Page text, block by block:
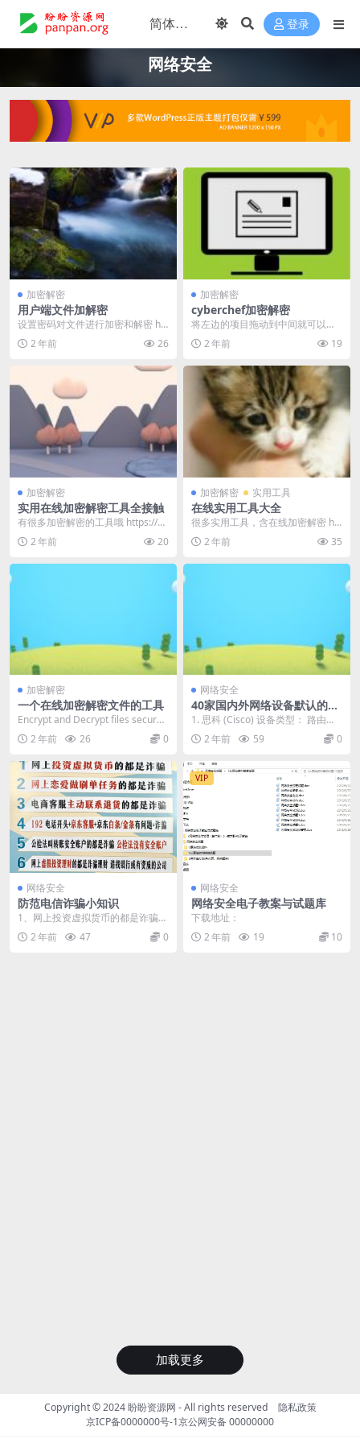
登录
网络安全
加密解密
用户端文件加解密
设置密码对文件进行加密和解密 htt
ps://hatsh.bye123.com/
2 年前 26
加密解密
cyberchef加密解密
将左边的项目拖动到中间就可以用
了 https://cyberchef.bye12...
2 年前 19
加密解密
实用在线加密解密工具全接触
有很多加密解密的工具哦 https://w
ww.panpan.org/jiaji...
2 年前 20
加密解密 实用工具
在线实用工具大全
很多实用工具，含在线加密解密 htt
ps://www.panpan.org/pp...
2 年前 35
加密解密
一个在线加密解密文件的工具
Encrypt and Decrypt files securel
y in yo...
2 年前 26 0
网络安全
40家国内外网络设备默认的用
户名和密码大全
1. 思科 (Cisco) 设备类型： 路由
器、交换机、防火墙、无线控制器
默认用...
2 年前 59 0
网络安全
防范电信诈骗小知识
1、网上投资虚拟货币的都是诈骗
2、网上恋爱做刷单任务的都是诈骗
3、电商客服主...
2 年前 47 0
VIP
网络安全
网络安全电子教案与试题库
下载地址：
2 年前
19 10
加载更多
Copyright © 2024盼盼资源网 - All rights reserved 隐私政策
京ICP备0000000号-1京公网安备 00000000